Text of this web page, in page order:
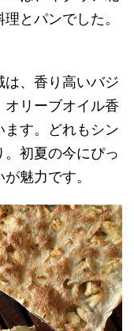
とパンでした。
、香り高いバジ
オリーブオイル香
ます。どれもシン
初夏の今にぴっ
魅力です。